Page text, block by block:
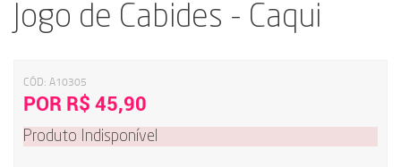
Jogo de Cabides - Caqui
CÓD: A10305
POR R$ 45,90
Produto Indisponível